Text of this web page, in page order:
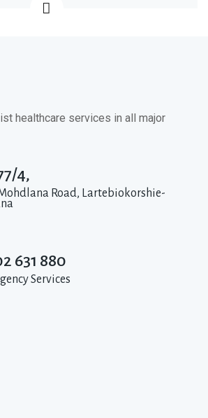
healthcare services in all major
4,
Road, Lartebiokorshie-
631 880
Services